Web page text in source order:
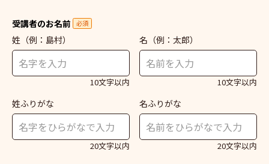
受講者のお名前 必須
姓 （例：島村）
10文字以内
名 （例：太郎）
10文字以内
姓ふりがな
20文字以内
名ふりがな
20文字以内